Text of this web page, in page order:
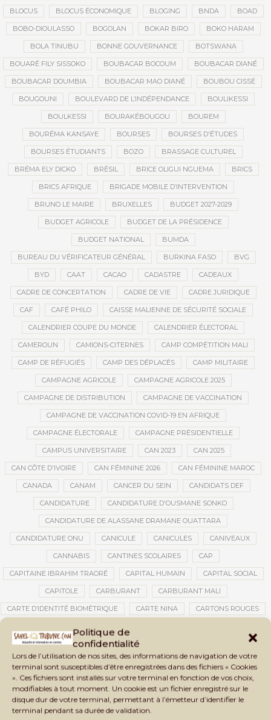
Politique de
confidentialité
Lors de l’utilisation de nos sites, des informations de navigation de votre
terminal sont susceptibles d’être enregistrées dans des fichiers « Cookies
». Ces fichiers sont installés sur votre terminal en fonction de vos choix,
modifiables à tout moment. Un cookie est un fichier enregistré sur le
disque dur de votre terminal, permettant à l’émetteur d’identifier le
terminal pendant sa durée de validation.
BLOCUS BLOCUS ÉCONOMIQUE BLOGING BNDA BOAD
BOBO-DIOULASSO BOGOLAN BOKAR BIRO BOKO HARAM
BOLA TINUBU BONNE GOUVERNANCE BOTSWANA
BOUARÉ FILY SISSOKO BOUBACAR BOCOUM BOUBACAR DIANÉ
BOUBACAR DOUMBIA BOUBACAR MAO DIANÉ BOUBOU CISSÉ
BOUGOUNI BOULEVARD DE L’INDÉPENDANCE BOULIKESSI
BOULKESSI BOURAKÉBOUGOU BOUREM
BOURÉMA KANSAYE BOURSES BOURSES D'ÉTUDES
BOURSES ÉTUDIANTS BOZO BRASSAGE CULTUREL
BRÉMA ELY DICKO BRÉSIL BRICE OLIGUI NGUEMA BRICS
BRICS AFRIQUE BRIGADE MOBILE D’INTERVENTION
BRUNO LE MAIRE BRUXELLES BUDGET 2027-2029
BUDGET AGRICOLE BUDGET DE LA PRÉSIDENCE
BUDGET NATIONAL BUMDA
BUREAU DU VÉRIFICATEUR GÉNÉRAL BURKINA FASO BVG
BYD CAAT CACAO CADASTRE CADEAUX
CADRE DE CONCERTATION CADRE DE VIE CADRE JURIDIQUE
CAF CAFÉ PHILO CAISSE MALIENNE DE SÉCURITÉ SOCIALE
CALENDRIER COUPE DU MONDE CALENDRIER ÉLECTORAL
CAMEROUN CAMIONS-CITERNES CAMP COMPÉTITION MALI
CAMP DE RÉFUGIÉS CAMP DES DÉPLACÉS CAMP MILITAIRE
CAMPAGNE AGRICOLE CAMPAGNE AGRICOLE 2025
CAMPAGNE DE DISTRIBUTION CAMPAGNE DE VACCINATION
CAMPAGNE DE VACCINATION COVID-19 EN AFRIQUE
CAMPAGNE ÉLECTORALE CAMPAGNE PRÉSIDENTIELLE
CAMPUS UNIVERSITAIRE CAN 2023 CAN 2025
CAN CÔTE D'IVOIRE CAN FÉMININE 2026 CAN FÉMININE MAROC
CANADA CANAM CANCER DU SEIN CANDIDATS DEF
CANDIDATURE CANDIDATURE D'OUSMANE SONKO
CANDIDATURE DE ALASSANE DRAMANE OUATTARA
CANDIDATURE ONU CANICULE CANICULES CANIVEAUX
CANNABIS CANTINES SCOLAIRES CAP
CAPITAINE IBRAHIM TRAORÉ CAPITAL HUMAIN CAPITAL SOCIAL
CAPITOLE CARBURANT CARBURANT MALI
CARTE D’IDENTITÉ BIOMÉTRIQUE CARTE NINA CARTONS ROUGES
CATASTROPHES CLIMATIQUES
CAUTION 10 000 DOLLARS CAUTION DE VISA CDAT CECOGEC
CÉDÉAO CEDEAO CEI CÉLÉBRATION NATIONALE CEMAC
CEMAPI CEN-SNESUP CENOU CENSURE
CENTRAFRIQUE CENTRALE SOLAIRE